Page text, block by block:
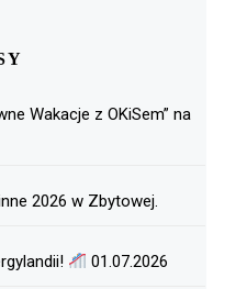
Wakacje z OKiSem” na
2026 w Zbytowej.
01.07.2026